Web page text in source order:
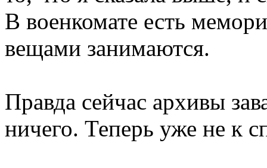
В военкомате есть
вещами занимаются.
Правда сейчас архивы
ничего. Теперь уже не к